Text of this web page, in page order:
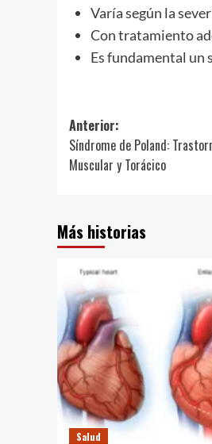
Varía según la
Con tratamiento
Es fundamental un
Navegación
de
entradas
Anterior:
Síndrome de Poland:
Muscular y Torácico
Más historias
Salud